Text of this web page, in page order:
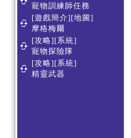
寵物訓練師任務
[遊戲簡介][地圖]
摩格梅爾
[攻略][系統]
寵物探險隊
[攻略][系統]
精靈武器